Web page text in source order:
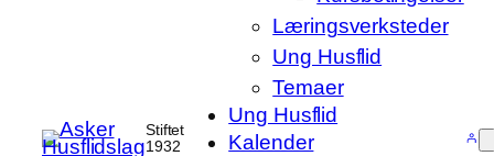
Stiftet
1932
Læringsverksteder
Ung Husflid
Temaer
Ung Husflid
Kalender